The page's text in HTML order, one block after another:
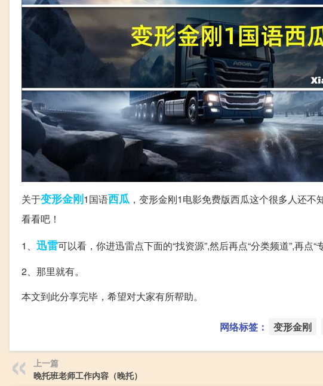
关于变形金刚1国语西瓜 ，变形金刚1电影免费版西瓜这个很多人还
看看吧！
1、 迅雷可以看，你进迅雷点下面的“找资源”,然后再点“分类频道”,再点“
2、那里就有。
本文到此分享完毕，希望对大家有所帮助。
网络标签： 变形金刚
上一篇
晚托班老师工作内容（晚托）